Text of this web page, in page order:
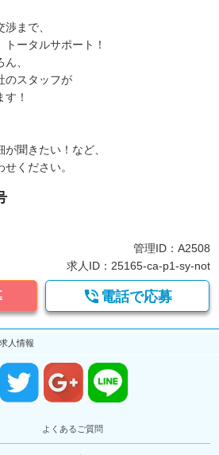
まで、
ータルサポート！
、
のスタッフが
！
聞きたい！など、
ください。
管理ID：A2508
求人ID：25165-ca-p1-sy-not
 電話で応募
求人情報
よくあるご質問